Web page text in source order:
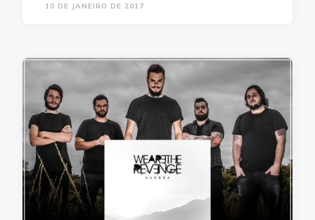
10 DE JANEIRO DE 2017